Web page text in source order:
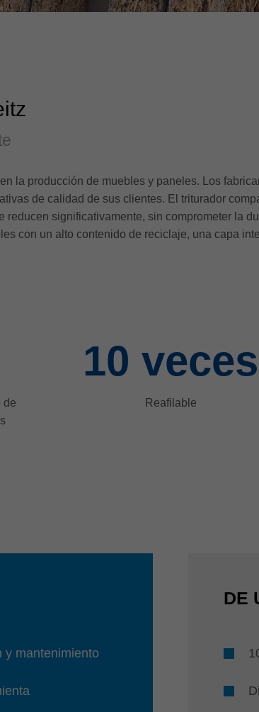
la producción de muebles y paneles. Los
de calidad de sus clientes. El triturador
reducen significativamente, sin comprometer la
con un alto contenido de reciclaje, una capa
de
10 veces
Reafilable
y mantenimiento
DE